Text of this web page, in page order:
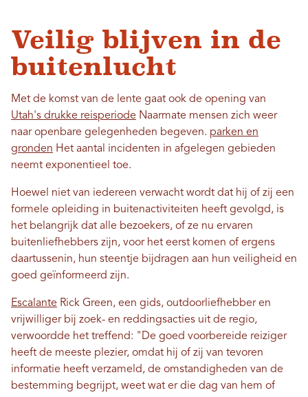
Veilig blijven in de
buitenlucht
Met de komst van de lente gaat ook de opening van
Utah's drukke reisperiode Naarmate mensen zich weer
naar openbare gelegenheden begeven. parken en
gronden Het aantal incidenten in afgelegen gebieden
neemt exponentieel toe.
Hoewel niet van iedereen verwacht wordt dat hij of zij een
formele opleiding in buitenactiviteiten heeft gevolgd, is
het belangrijk dat alle bezoekers, of ze nu ervaren
buitenliefhebbers zijn, voor het eerst komen of ergens
daartussenin, hun steentje bijdragen aan hun veiligheid en
goed geïnformeerd zijn.
Escalante Rick Green, een gids, outdoorliefhebber en
vrijwilliger bij zoek- en reddingsacties uit de regio,
verwoordde het treffend: "De goed voorbereide reiziger
heeft de meeste plezier, omdat hij of zij van tevoren
informatie heeft verzameld, de omstandigheden van de
bestemming begrijpt, weet wat er die dag van hem of